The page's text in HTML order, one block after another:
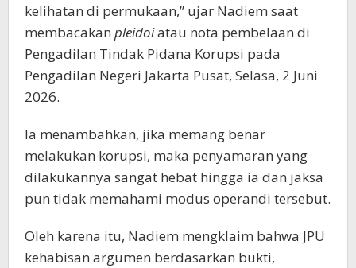
kelihatan di permukaan,” ujar Nadiem saat
membacakan pleidoiatau nota pembelaan di
Pengadilan Tindak Pidana Korupsi pada
Pengadilan Negeri Jakarta Pusat, Selasa, 2 Juni
2026.
Ia menambahkan, jika memang benar
melakukan korupsi, maka penyamaran yang
dilakukannya sangat hebat hingga ia dan jaksa
pun tidak memahami modus operandi tersebut.
Oleh karena itu, Nadiem mengklaim bahwa JPU
kehabisan argumen berdasarkan bukti,